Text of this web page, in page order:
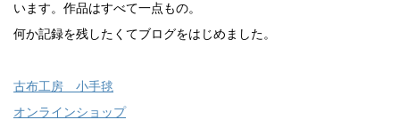
います。作品はすべて一点もの。
何か記録を残したくてブログをはじめました。
古布工房 小手毬
オンラインショップ